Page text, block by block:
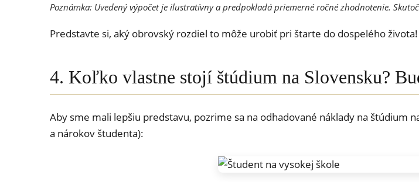
Poznámka: Uvedený výpočet je ilustratívny a predpokladá priemerné ročné zhodnotenie.
Predstavte si, aký obrovský rozdiel to môže urobiť pri štarte do dospelého života!
4. Koľko vlastne stojí štúdium na Slovensku?
Aby sme mali lepšiu predstavu, pozrime sa na odhadované náklady na štúdium
a nárokov študenta):